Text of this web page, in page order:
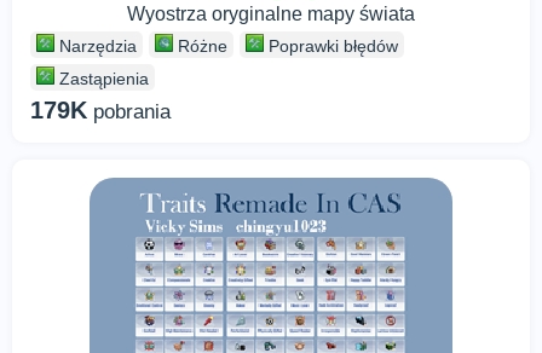
Wyostrza oryginalne mapy świata
Narzędzia Różne
Poprawki błędów
Zastąpienia
179K pobrania